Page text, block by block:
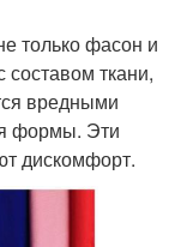
только фасон и
составом ткани,
вредными
формы. Эти
дискомфорт.